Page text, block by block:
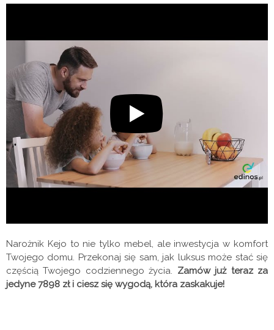
Narożnik Kejo to nie tylko mebel, ale inwestycja w komfort
Twojego domu. Przekonaj się sam, jak luksus może stać się
częścią Twojego codziennego życia. Zamów już teraz za
jedyne 7898 zł i ciesz się wygodą, która zaskakuje!